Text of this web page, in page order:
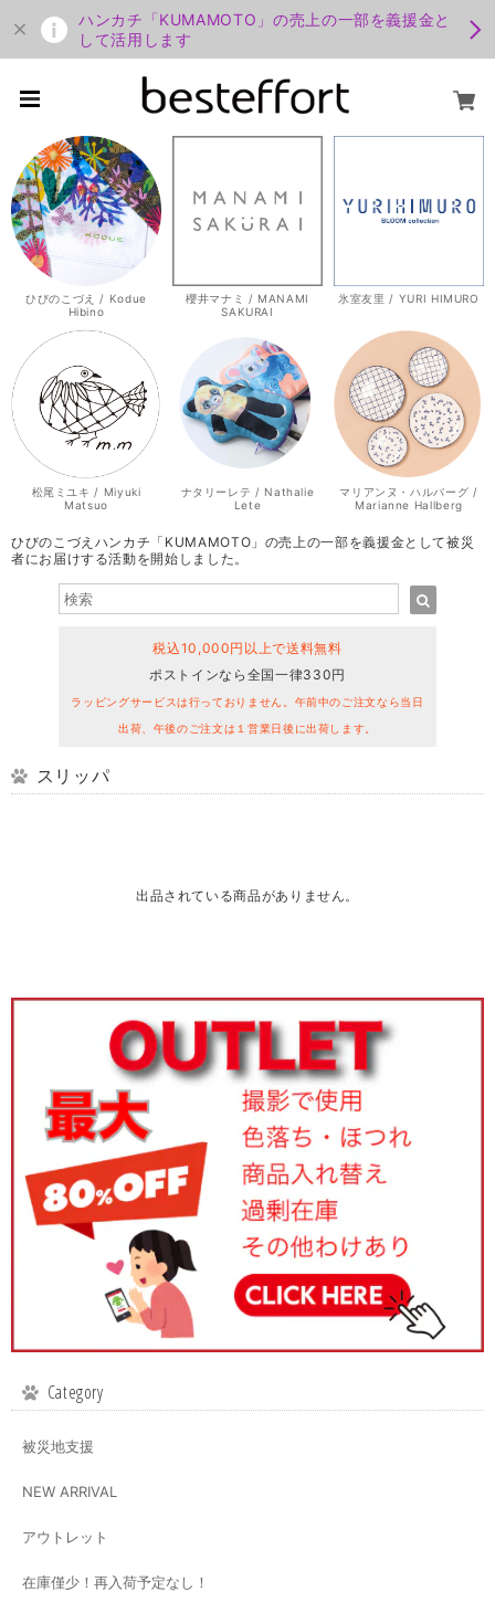
ハンカチ「KUMAMOTO」の売上の一部を義援金と
して活用します
ひびのこづえ / Kodue
Hibino
櫻井マナミ / MANAMI
SAKURAI
氷室友里 / YURI HIMURO
松尾ミユキ / Miyuki
Matsuo
ナタリーレテ / Nathalie
Lete
マリアンヌ・ハルバーグ /
Marianne Hallberg
ひびのこづえハンカチ「KUMAMOTO」の売上の一部を義援金として被災
者にお届けする活動を開始しました。
税込10,000円以上で送料無料
ポストインなら全国一律330円
ラッピングサービスは行っておりません。午前中のご注文なら当日
出荷、午後のご注文は１営業日後に出荷します。
スリッパ
出品されている商品がありません。
Category
被災地支援
NEW ARRIVAL
アウトレット
在庫僅少！再入荷予定なし！